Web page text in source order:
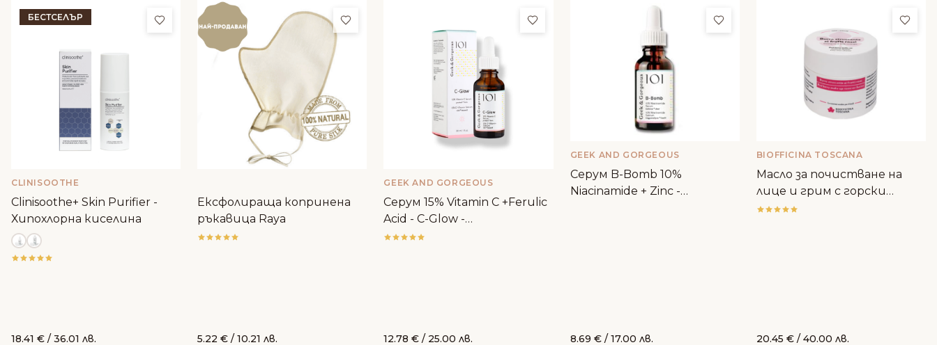
БЕСТСЕЛЪР Добави в любими
CLINISOOTHE
Clinisoothe+ Skin Purifier -
Хипохлорна киселина
18.41 € / 36.01 лв.
Добави в любими
Ексфолираща копринена
ръкавица Raya
5.22€ / 10.21 лв.
Добави в любими
GEEK AND GORGEOUS
Серум 15% Vitamin C +Ferulic
Acid - C-Glow -
Geek&Gorgeous
12.78€ / 25.00 лв.
Добави в любими
GEEK AND GORGEOUS
Серум B-Bomb 10%
Niacinamide + Zinc -
8.69 €/ 17.00 лв.
BIOFFICINA TOSCANA
Масло за почистване на
лице и грим с горски
плодове - Biofficina Toscana
20.45 €/ 40.00 лв.